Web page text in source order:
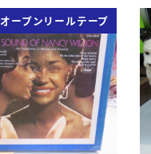
オープンリールテープ